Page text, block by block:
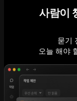
사람이
묻기
오늘 해야